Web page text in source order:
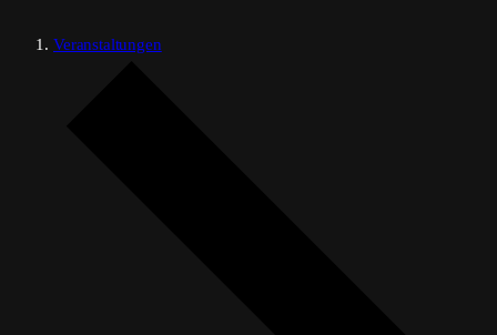
Veranstaltungen